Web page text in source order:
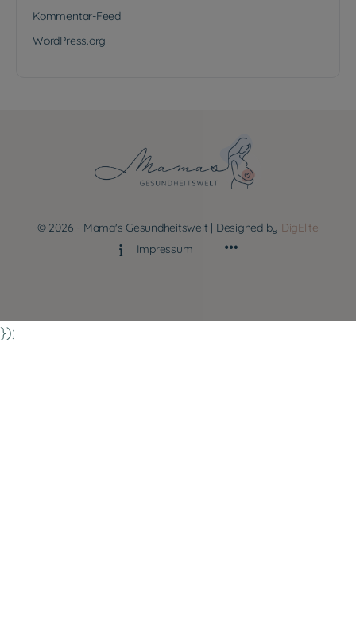
Kommentar-Feed
WordPress.org
© 2026 - Mama's Gesundheitswelt | Designed by DigElite
Impressum
});